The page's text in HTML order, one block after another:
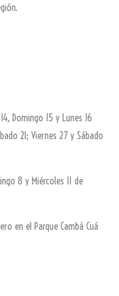
Domingo 15 y Lunes 16
21; Viernes 27 y Sábado
8 y Miércoles 11 de
en el Parque Cambá Cuá